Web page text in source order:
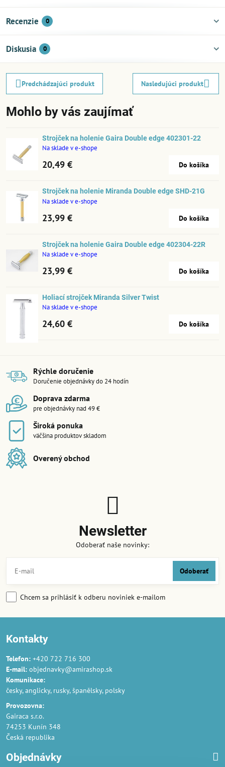
Recenzie 0
Diskusia 0
Predchádzajúci produkt Nasledujúci produkt
Mohlo by vás zaujímať
Strojček na holenie Gaira Double edge 402301-22
Na sklade v e-shope
20,49 € Do košíka
Strojček na holenie Miranda Double edge SHD-21G
Na sklade v e-shope
23,99 € Do košíka
Strojček na holenie Gaira Double edge 402304-22R
Na sklade v e-shope
23,99 € Do košíka
Holiací strojček Miranda Silver Twist
Na sklade v e-shope
24,60 € Do košíka
Rýchle doručenie
Doručenie objednávky do 24 hodín
Doprava zdarma
pre objednávky nad 49 €
Široká ponuka
väčšina produktov skladom
Overený obchod
Newsletter
Odoberať naše novinky:
Odoberať
Chcem sa prihlásiť k odberu noviniek e-mailom
Kontakty
Telefon: +420 722 716 300
E-mail: objednavky@amirashop.sk
Komunikace:
česky, anglicky, rusky, španělsky, polsky
Provozovna:
Gairaca s.r.o.
74253 Kunín 348
Česká republika
Objednávky